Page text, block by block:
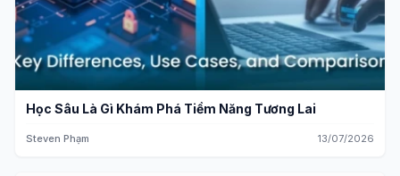
Học Sâu Là Gì Khám Phá Tiềm Năng Tương Lai
Steven Phạm 13/07/2026